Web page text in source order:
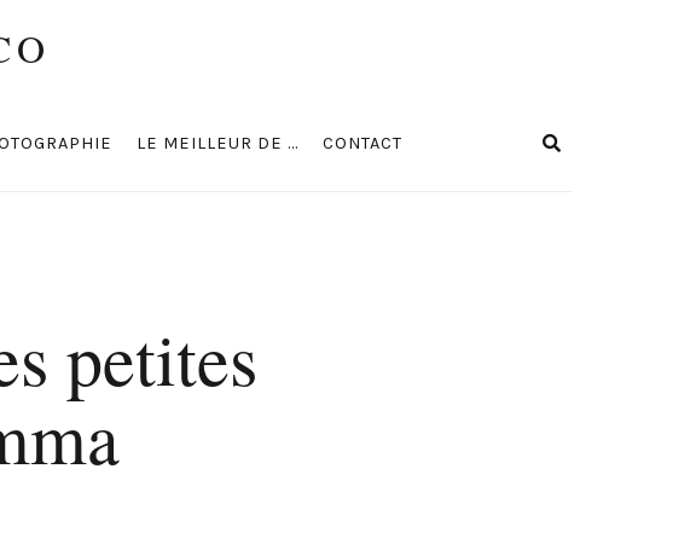
LE MEILLEUR DE … CONTACT
petites